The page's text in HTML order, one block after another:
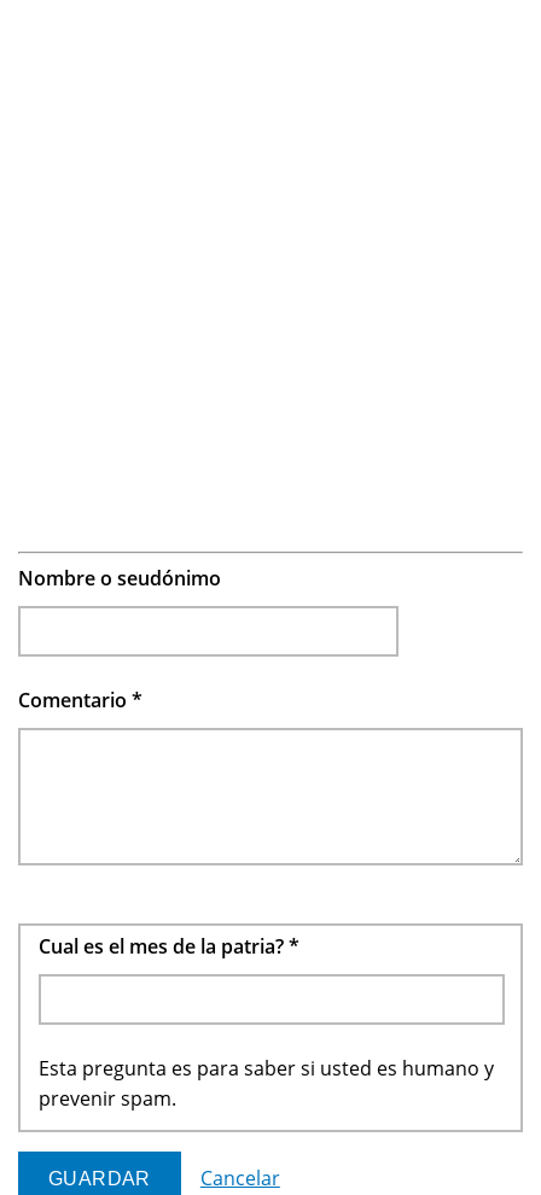
Nombre o seudónimo
Comentario *
Cual es el mes de la patria?*
Esta pregunta es para saber si usted es humano y
prevenir spam.
Cancelar